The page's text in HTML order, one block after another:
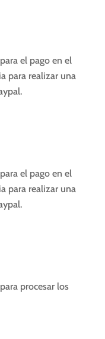
el pago en el
para realizar una
el pago en el
para realizar una
procesar los